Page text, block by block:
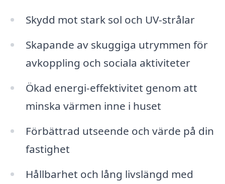
Skydd mot stark sol och UV-strålar
Skapande av skuggiga utrymmen för
avkoppling och sociala aktiviteter
Ökad energi-effektivitet genom att
minska värmen inne i huset
Förbättrad utseende och värde på din
fastighet
Hållbarhet och lång livslängd med